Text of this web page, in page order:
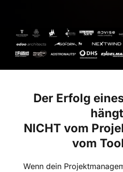
Der Erfolg
hängt
NICHT vom
vom
Wenn dein